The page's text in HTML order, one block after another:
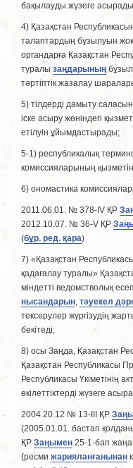
бақылауды жүзеге
4) Қазақстан
талаптардың бұзылуын
органдарға Қазақстан
туралы заңдарының
тәртiптiк жазалау
5) тiлдердi дамыту
iске асыру жөніндегі
етiлуiн ұйымдастырады;
5-1) республикалық
комиссияларының
6) ономастика
2011.06.01. № 378-IV ҚР
2012.10.07. № 36-V ҚР
(бұр. ред. қара)
7) «Қазақстан
қадағалау туралы»
міндетті ведомстволық
нысандарын, тәуекел
тексерулер жүргізудің
бекітеді;
8) осы Заңда, Қазақстан
Қазақстан Республикасы
Республикасы Үкіметінің
өкілеттіктерді жүзеге
2004.20.12 № 13-III ҚР
(2005.01.01. бастап
ҚР Заңымен 25-1-бап
(ресми жарияланғанынан